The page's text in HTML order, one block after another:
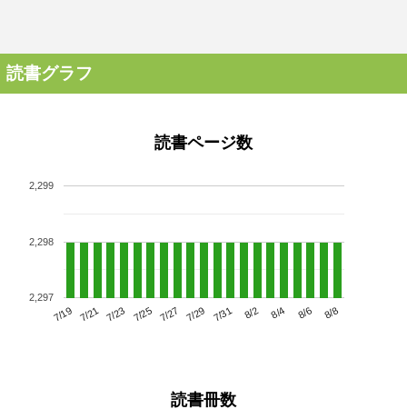
読書グラフ
読書ページ数
7/19 7/21 7/23 7/25 7/27 7/29 7/31 8/2 8/4 8/6 8/8
2,297
2,298
2,299
読書冊数